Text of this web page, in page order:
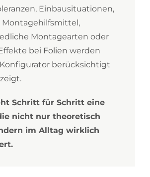
Einbausituationen,
Montagehilfsmittel,
Montagearten oder
bei Folien werden
berücksichtigt
Schritt für Schritt eine
nicht nur theoretisch
im Alltag wirklich